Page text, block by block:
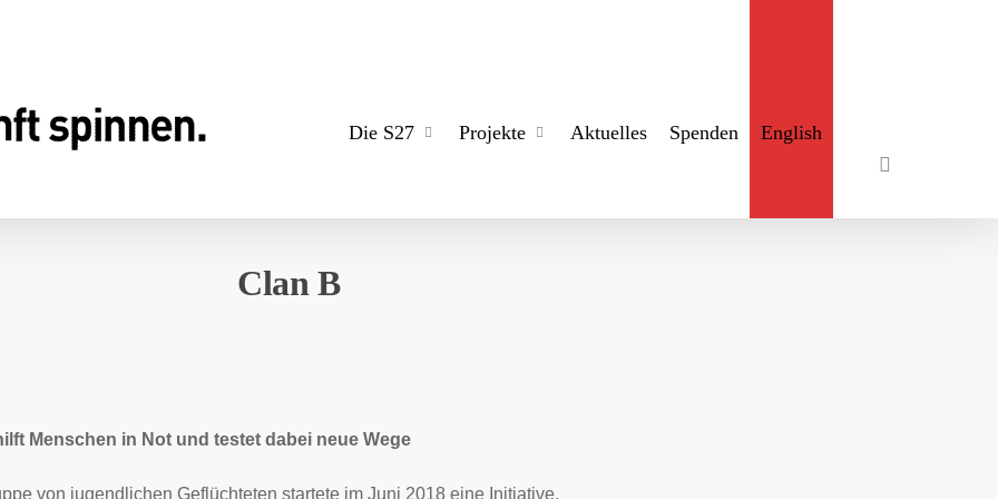
Die S27 Projekte Aktuelles Spenden English
Clan B
Menschen in Not und testet dabei neue Wege
von jugendlichen Geflüchteten startete im Juni 2018 eine Initiative,